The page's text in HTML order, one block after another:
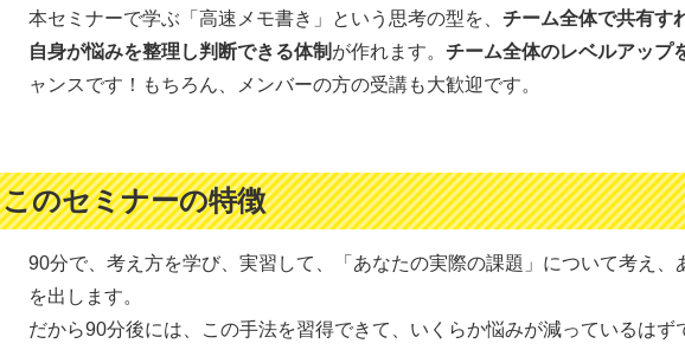
本セミナーで学ぶ「高速メモ書き」という思考の型を、 チーム全体で共有す
自身が悩みを整理し判断できる体制 が作れます。 チーム全体のレベルアップ
ャンスです！もちろん、メンバーの方の受講も大歓迎です。
このセミナーの特徴
90分で、考え方を学び、実習して、「あなたの実際の課題」について考え、
を出します。
だから90分後には、この手法を習得できて、いくらか悩みが減っているはず